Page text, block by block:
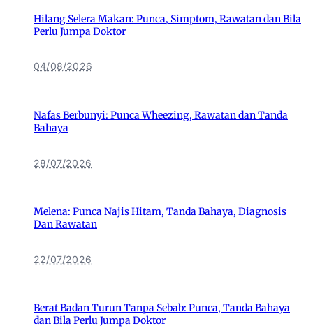
Hilang Selera Makan: Punca, Simptom, Rawatan dan Bila
Perlu Jumpa Doktor
04/08/2026
Nafas Berbunyi: Punca Wheezing, Rawatan dan Tanda
Bahaya
28/07/2026
Melena: Punca Najis Hitam, Tanda Bahaya, Diagnosis
Dan Rawatan
22/07/2026
Berat Badan Turun Tanpa Sebab: Punca, Tanda Bahaya
dan Bila Perlu Jumpa Doktor